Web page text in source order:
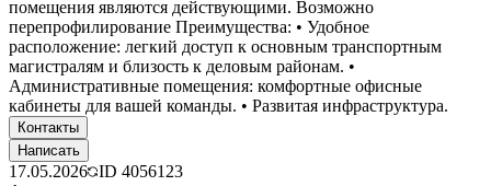
помещения являются действующими. Возможно
перепрофилирование Преимущества: • Удобное
расположение: легкий доступ к основным транспортным
магистралям и близость к деловым районам. •
Административные помещения: комфортные офисные
кабинеты для вашей команды. • Развитая инфраструктура.
Контакты
Написать
17.05.2026 ID 4056123